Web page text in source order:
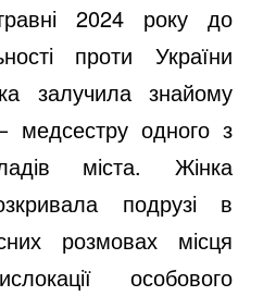
2024 року до
проти України
залучила знайому
медсестру одного з
міста. Жінка
подрузі в
розмовах місця
особового